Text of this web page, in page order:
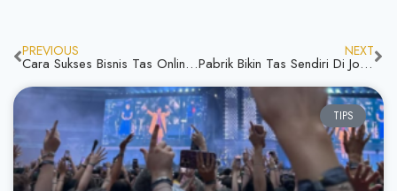
PREVIOUS
Cara Sukses Bisnis Tas Online, Yuk Coba & Rasakan Keuntungannya
NEXT
Pabrik Bikin Tas Sendiri Di Jogja Berkualitas Pengerjaan Cepat & Harga Terjangkau
TIPS